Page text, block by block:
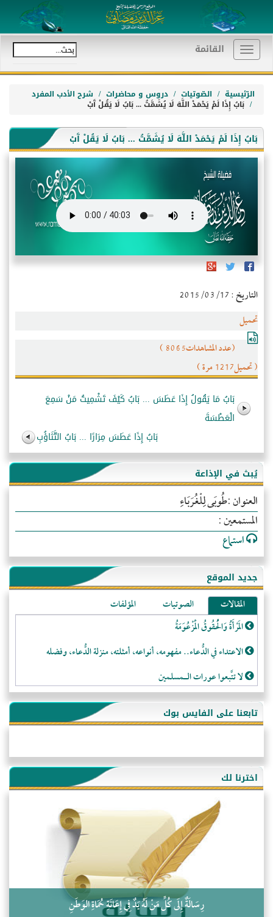
Toggle
navigation
القائمة
الرّئيسية الصّوتيات دروس و محاضرات شرح الأدب المفرد
بَابُ إِذَا لَمْ يَحْمَدْ اللَّهَ لَا يُشَمَّتُ ... بَابُ لَا يَقُلْ آَبْ
بَابُ إِذَا لَمْ يَحْمَدْ اللَّهَ لَا يُشَمَّتُ ... بَابُ لَا يَقُلْ آَبْ
التاريخ : 2015/03/17
تحميل
(عدد المشاهدات8065 )
( تحميل1217 مرة )
بَابُ مَا يَقُولُ إِذَا عَطَسَ ... بَابُ كَيْفَ تَشْمِيتُ مَنْ سَمِعَ
الْعَطْسَةَ
بَابُ إِذَا عَطَسَ مِرَارًا ... بَابُ التَّثَاؤُبِ
يُبث في الإذاعة
العنوان :طُوبَى لِلْغُرَبَاءِ
المستمعين :
استماع
جديد الموقع
المقالات الصوتيات
المؤلفات
المَرْأَةُ وَالْحُقُوقُ الْمَزْعُوَمَةُ
الاعتداء في الدُّعاء.. مفهومه، أنواعه، أمثلته، منزلة الدُّعاء، وفضله
لا تتَّبعوا عورات الـمسلمين
فقه النَّصيحة عند الصَّحابة الكرام رضي الله عنهم
لَا عِزَّةَ إِلَّا بِالإِسْلَامِ
هذه سبيلنا فماذا تنقمون؟!
أُسُـسُ بَـيْـتِ الـمُسْـلِمِ
التَّعْلِيمُ القُرْآنِي
كلمة إلى إخواني السلفيين في الجزائر
تابعنا على الفايس بوك
اخترنا لك
رِسَالَةٌ إِلَى كُلِّ مَنْ لَهُ يَدٌ فِي إِعَانَةِ حُمَاةِ الوَطَنِ